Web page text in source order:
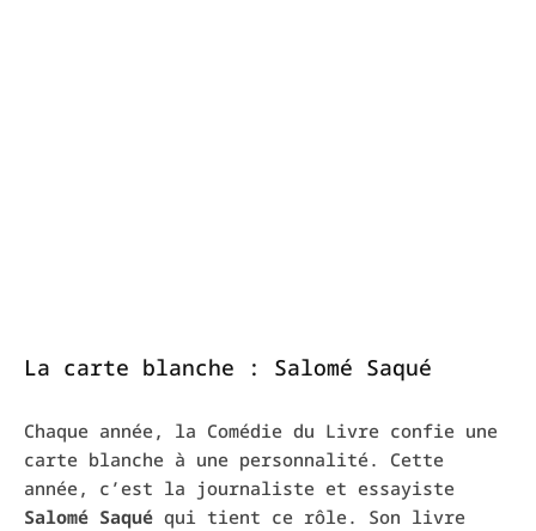
La carte blanche : Salomé Saqué
Chaque année, la Comédie du Livre confie une
carte blanche à une personnalité. Cette
année, c’est la journaliste et essayiste
Salomé Saqué qui tient ce rôle. Son livre